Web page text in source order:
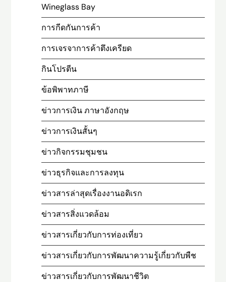
Wineglass Bay
การกีดกันการค้า
การเจรจาการค้าตึงเครียด
กินโปรตีน
ข้อพิพาทภาษี
ข่าวการเงิน ภาษาอังกฤษ
ข่าวการเงินสั้นๆ
ข่าวกิจกรรมชุมชน
ข่าวธุรกิจและการลงทุน
ข่าวสารล่าสุดเรื่องงานอดิเรก
ข่าวสารสิ่งแวดล้อม
ข่าวสารเกี่ยวกับการท่องเที่ยว
ข่าวสารเกี่ยวกับการพัฒนาความรู้เกี่ยวกับพืช
ข่าวสารเกี่ยวกับการพัฒนาชีวิต